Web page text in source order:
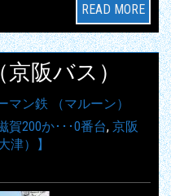
READ MORE
阪バス）
マン鉄 （マルーン）
賀200か･･･0番台, 京阪
津）】